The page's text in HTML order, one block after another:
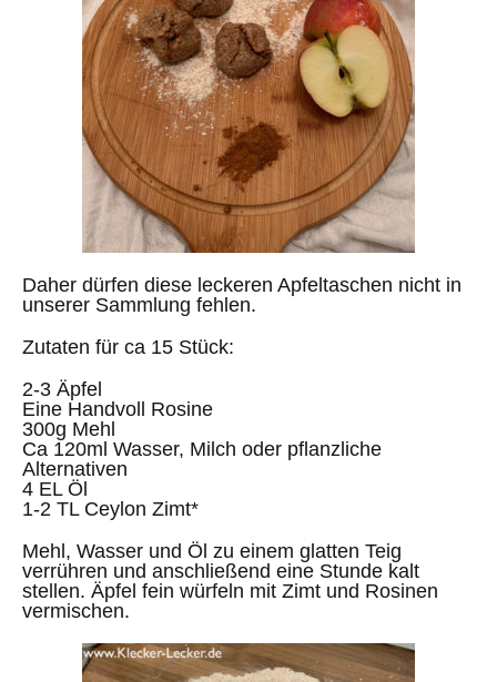
Daher dürfen diese leckeren Apfeltaschen nicht in
unserer Sammlung fehlen.
Zutaten für ca 15 Stück:
2-3 Äpfel
Eine Handvoll Rosine
300g Mehl
Ca 120ml Wasser, Milch oder pflanzliche
Alternativen
4 EL Öl
1-2 TL Ceylon Zimt*
Mehl, Wasser und Öl zu einem glatten Teig
verrühren und anschließend eine Stunde kalt
stellen. Äpfel fein würfeln mit Zimt und Rosinen
vermischen.